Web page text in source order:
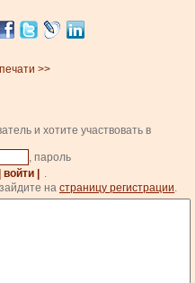
>>
и хотите участвовать в
, пароль
| войти |
.
на страницу регистрации.